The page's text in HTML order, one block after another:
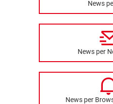
News
News per
News per